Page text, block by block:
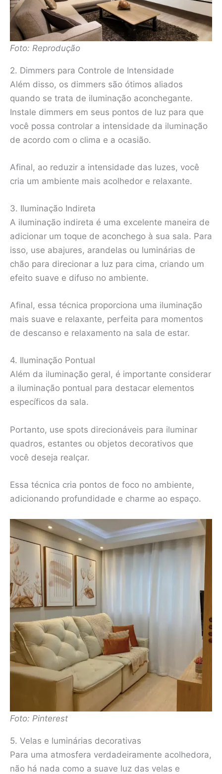
Foto: Reprodução
2. Dimmers para Controle de Intensidade
Além disso, os dimmers são ótimos aliados
quando se trata de iluminação aconchegante.
Instale dimmers em seus pontos de luz para que
você possa controlar a intensidade da iluminação
de acordo com o clima e a ocasião.
Afinal, ao reduzir a intensidade das luzes, você
cria um ambiente mais acolhedor e relaxante.
3. Iluminação Indireta
A iluminação indireta é uma excelente maneira de
adicionar um toque de aconchego à sua sala. Para
isso, use abajures, arandelas ou luminárias de
chão para direcionar a luz para cima, criando um
efeito suave e difuso no ambiente.
Afinal, essa técnica proporciona uma iluminação
mais suave e relaxante, perfeita para momentos
de descanso e relaxamento na sala de estar.
4. Iluminação Pontual
Além da iluminação geral, é importante considerar
a iluminação pontual para destacar elementos
específicos da sala.
Portanto, use spots direcionáveis para iluminar
quadros, estantes ou objetos decorativos que
você deseja realçar.
Essa técnica cria pontos de foco no ambiente,
adicionando profundidade e charme ao espaço.
Foto: Pinterest
5. Velas e luminárias decorativas
Para uma atmosfera verdadeiramente acolhedora,
não há nada como a suave luz das velas e